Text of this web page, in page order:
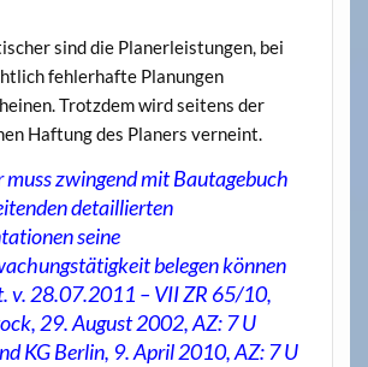
sind die Planerleistungen, bei
fehlerhafte Planungen
Trotzdem wird seitens der
Haftung des Planers verneint.
muss zwingend mit Bautagebuch
detaillierten
seine
belegen können
v. 28.07.2011 – VII ZR 65/10,
29. August 2002, AZ: 7 U
KG Berlin, 9. April 2010, AZ: 7 U